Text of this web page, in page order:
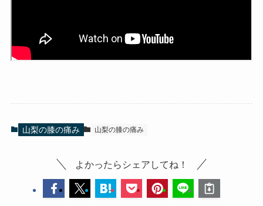
山梨の膝の痛み 山梨の膝の痛み
よかったらシェアしてね！